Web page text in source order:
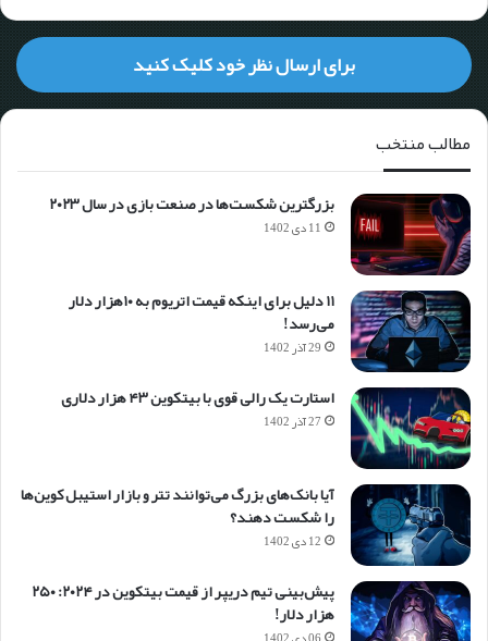
برای ارسال نظر خود کلیک کنید
مطالب منتخب
بزرگترین شکست‌‌ها در صنعت بازی در سال ۲۰۲۳
11 دی 1402
۱۱ دلیل برای اینکه قیمت اتریوم به ۱۰هزار دلار
می‌رسد!
29 آذر 1402
استارت یک رالی قوی با بیتکوین ۴۳ هزار دلاری
27 آذر 1402
آیا بانک‌های بزرگ می‌توانند تتر و بازار استیبل کوین‌ها
را شکست دهند؟
12 دی 1402
پیش‌بینی تیم دریپر از قیمت بیتکوین در ۲۰۲۴: ۲۵۰
هزار دلار!